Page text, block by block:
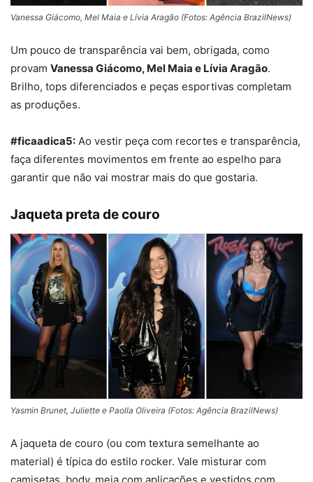
Vanessa Giácomo, Mel Maia e Lívia Aragão (Fotos: Agência BrazilNews)
Um pouco de transparência vai bem, obrigada, como
provam Vanessa Giácomo, Mel Maia e Lívia Aragão.
Brilho, tops diferenciados e peças esportivas completam
as produções.
#ficaadica5: Ao vestir peça com recortes e transparência,
faça diferentes movimentos em frente ao espelho para
garantir que não vai mostrar mais do que gostaria.
Jaqueta preta de couro
Yasmin Brunet, Juliette e Paolla Oliveira (Fotos: Agência BrazilNews)
A jaqueta de couro (ou com textura semelhante ao
material) é típica do estilo rocker. Vale misturar com
camisetas, body, meia com aplicações e vestidos com